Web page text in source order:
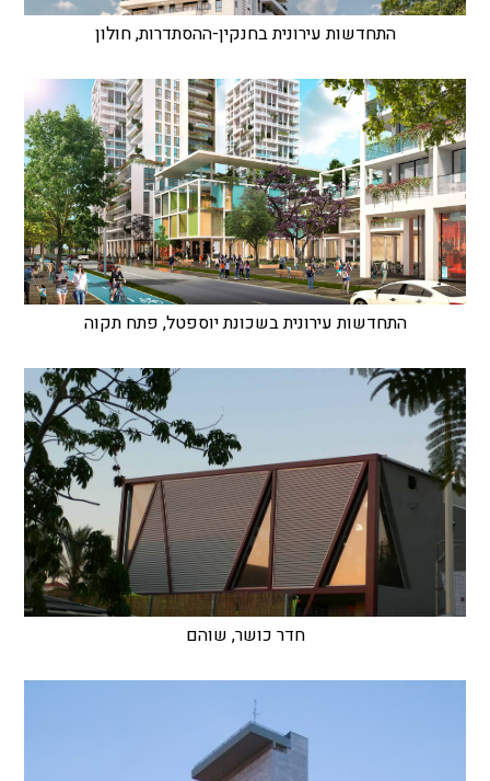
התחדשות עירונית בחנקין-ההסתדרות, חולון
התחדשות עירונית בשכונת יוספטל, פתח תקוה
חדר כושר, שוהם